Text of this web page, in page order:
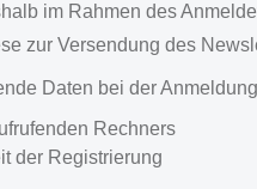
im Rahmen des
zur Versendung des
Daten bei der
Rechners
der Registrierung